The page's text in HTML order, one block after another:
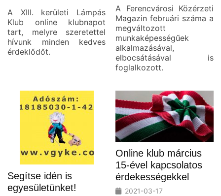
A XIII. kerületi Lámpás
Klub online klubnapot
tart, melyre szeretettel
hívunk minden kedves
érdeklődőt.
A Ferencvárosi Közérzeti
Magazin februári száma a
megváltozott
munkaképességűek
alkalmazásával,
elbocsátásával is
foglalkozott.
Segítse idén is
egyesületünket!
Online klub március
15-ével kapcsolatos
érdekességekkel
2021-03-17